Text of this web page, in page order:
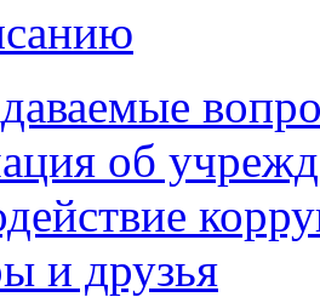
об
и друзья